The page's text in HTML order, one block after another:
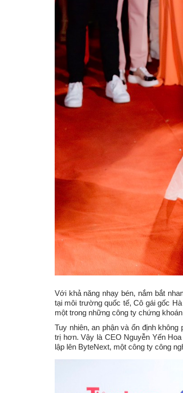
Với khả năng nhạy bén, nắm bắt
tại môi trường quốc tế, Cô gái gốc
một trong những công ty chứng
Tuy nhiên, an phận và ổn định
trị hơn. Vậy là CEO Nguyễn Yến
lập lên ByteNext, một công ty công